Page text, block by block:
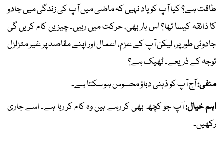
طاقت ہے؟ کیا آپ کو یاد نہیں کہ ماضی میں آپ کی زندگی میں جادو
کا ذائقہ کیسا تھا؟ اس بار بھی، حرکت میں رہیں۔ چیزیں کام کریں گی
جادوئی طور پر، لیکن آپ کے عزم، اعمال اور اپنے مقاصد پر غیر متزلزل
توجہ کے ذریعے۔ ٹھیک ہے؟
منفی:آج آپ کو ذہنی دباؤ محسوس ہو سکتا ہے۔
اہم خیال:آپ جو کچھ بھی کر رہے ہیں وہ کام کر رہا ہے۔ اسے جاری
رکھیں۔